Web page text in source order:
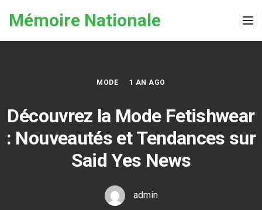
Mémoire Nationale
MODE 1 AN AGO
Découvrez la Mode Fetishwear
: Nouveautés et Tendances sur
Said Yes News
admin